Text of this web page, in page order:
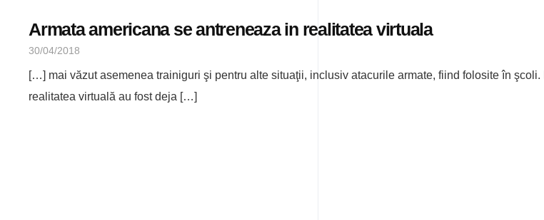
Armata americana se antreneaza in realitatea virtuala
30/04/2018
[…] mai văzut asemenea trainiguri şi pentru alte situaţii, inclusiv atacurile armate, fiind folosite în
realitatea virtuală au fost deja […]